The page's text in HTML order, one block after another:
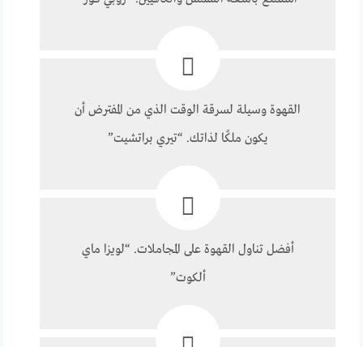
القهوة وسيلة لسرقة الوقت الذي من المفترض أن
يكون ملكًا لذاتك. “تيري براتشيت”
أفضل تناول القهوة على المجاملات. “لويزا ماي
ألكوت”